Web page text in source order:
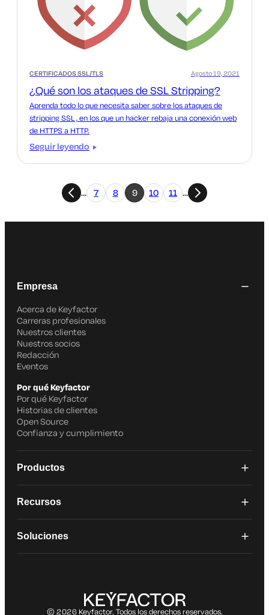
CERTIFICADOS SSL/TLS
¿Qué son los ataques de SSL Stripping?
Agosto 19, 2021
Aprenda todo lo que necesita saber sobre los ataques de
stripping SSL , en los que un hacker rebaja una conexión web
de HTTPS a HTTP.
Seguir leyendo
… 7 8 9 10 11 …
Empresa
Acerca de Keyfactor
Carreras profesionales
Nuestros clientes
Nuestros socios
Redacción
Eventos
Por qué Keyfactor
Por qué Keyfactor
Historias de clientes
Open Source
Confianza y cumplimiento
Productos
Recursos
Soluciones
© 2026 Keyfactor. Todos los derechos reservados.